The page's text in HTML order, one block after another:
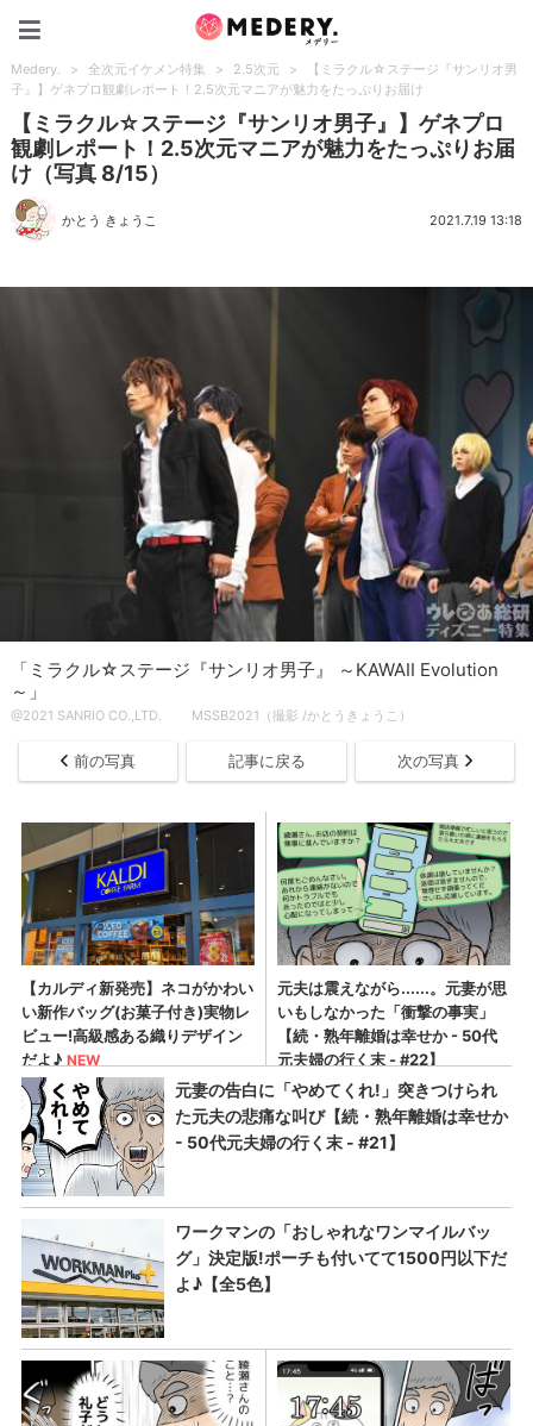
Medery. > 全次元イケメン特集 > 2.5次元 >
【ミラクル☆ステージ『サンリオ男
子』】ゲネプロ観劇レポート！2.5次元マニアが魅力をたっぷりお届け
【ミラクル☆ステージ『サンリオ男子』】ゲネプロ
観劇レポート！2.5次元マニアが魅力をたっぷりお届
け（写真 8/15）
かとう きょうこ 2021.7.19 13:18
「ミラクル☆ステージ『サンリオ男子』 ～KAWAII Evolution
～」
@2021 SANRIO CO.,LTD. MSSB2021（撮影 /かとうきょうこ）
前の写真 記事に戻る 次の写真